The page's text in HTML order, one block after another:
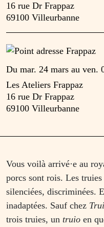
16 rue Dr Frappaz
69100 Villeurbanne
Du mar. 24 mars au ven.
Les Ateliers Frappaz
16 rue Dr Frappaz
69100 Villeurbanne
Vous voilà arrivé·e au
porcs sont rois. Les
silenciées, discriminées.
inadaptées. Sauf chez
trois truies, un truio en